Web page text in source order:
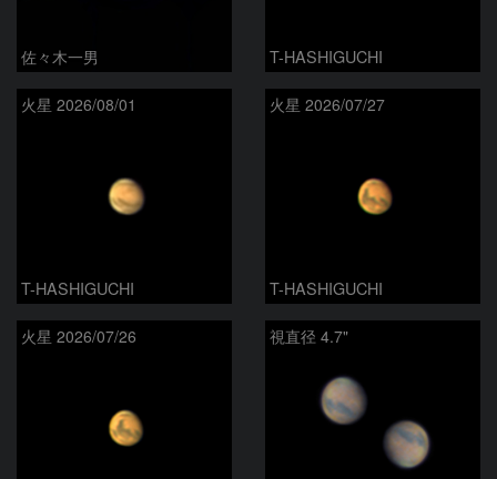
佐々木一男 T-HASHIGUCHI
火星 2026/08/01
T-HASHIGUCHI
火星 2026/07/27
T-HASHIGUCHI
火星 2026/07/26 視直径 4.7"